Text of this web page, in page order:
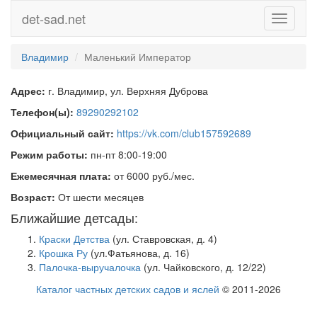
Toggle
det-sad.net
Владимир Маленький Император
Адрес: г. Владимир, ул. Верхняя Дуброва
Телефон(ы): 89290292102
Официальный сайт: https://vk.com/club157592689
Режим работы: пн-пт 8:00-19:00
Ежемесячная плата: от 6000 руб./мес.
Возраст: От шести месяцев
Ближайшие детсады:
Краски Детства (ул. Ставровская, д. 4)
Крошка Ру (ул.Фатьянова, д. 16)
Палочка-выручалочка (ул. Чайковского, д. 12/22)
Каталог частных детских садов и яслей © 2011-2026